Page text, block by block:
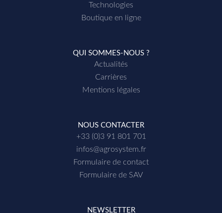
Technologies
Boutique en ligne
QUI SOMMES-NOUS ?
Actualités
Carrières
Mentions légales
NOUS CONTACTER
+33 (0)3 91 801 701
infos@agrosystem.fr
Formulaire de contact
Formulaire de SAV
NEWSLETTER